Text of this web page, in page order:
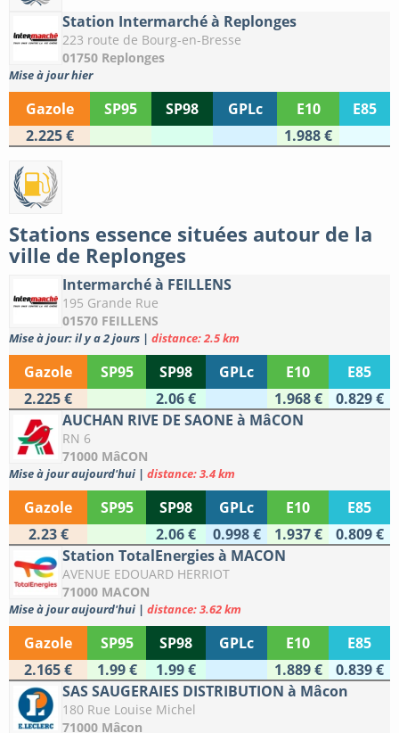
Station Intermarché à Replonges
223 route de Bourg-en-Bresse
01750 Replonges
Mise à jour hier
Gazole SP95 SP98 GPLc E10
E85
2.225 €
1.988 €
Stations essence situées autour de la
ville de Replonges
Intermarché à FEILLENS
195 Grande Rue
01570 FEILLENS
Mise à jour: il y a 2 jours | distance: 2.5 km
Gazole SP95 SP98 GPLc E10
E85
2.225 €
2.06 € 1.968 €
0.829 €
AUCHAN RIVE DE SAONE à MâCON
RN 6
71000 MâCON
Mise à jour aujourd'hui | distance: 3.4 km
Gazole SP95 SP98 GPLc E10
E85
2.23 €
2.06 € 0.998 € 1.937 €
0.809 €
Station TotalEnergies à MACON
AVENUE EDOUARD HERRIOT
71000 MACON
Mise à jour aujourd'hui | distance: 3.62 km
Gazole SP95 SP98 GPLc E10
E85
2.165 €
1.99 € 1.99 € 1.889 €
0.839 €
SAS SAUGERAIES DISTRIBUTION à Mâcon
180 Rue Louise Michel
71000 Mâcon